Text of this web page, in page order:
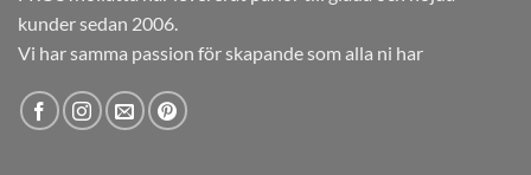
kunder sedan 2006.
Vi har samma passion för skapande som alla ni har